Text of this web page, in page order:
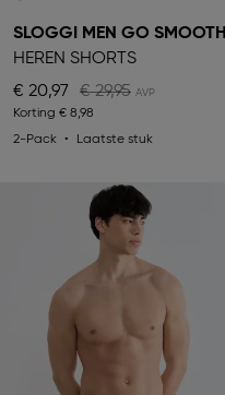
SLOGGI MEN GO SMOOTH
HEREN SHORTS
€ 20,97
€ 29,95
Korting € 8,98
2-Pack
Laatste stuk